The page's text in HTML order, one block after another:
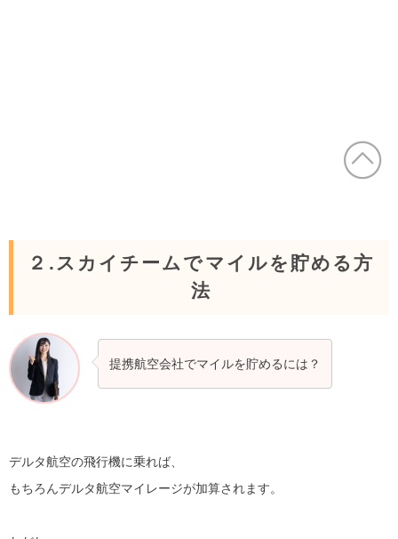
２.スカイチームでマイルを貯める方
法
提携航空会社でマイルを貯めるには？
デルタ航空の飛行機に乗れば、
もちろんデルタ航空マイレージが加算されます。